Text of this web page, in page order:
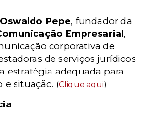
Oswaldo Pepe, fundador da
Empresarial,
corporativa de
de serviços jurídicos
estratégia adequada para
e situação. (Clique aqui)